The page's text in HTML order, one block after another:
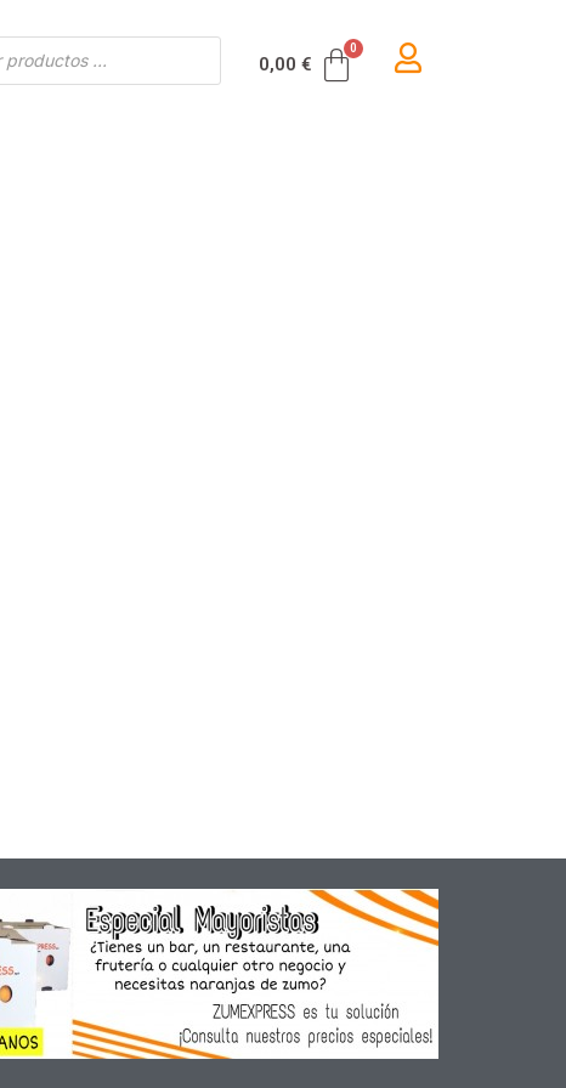
0,00 € Carrito